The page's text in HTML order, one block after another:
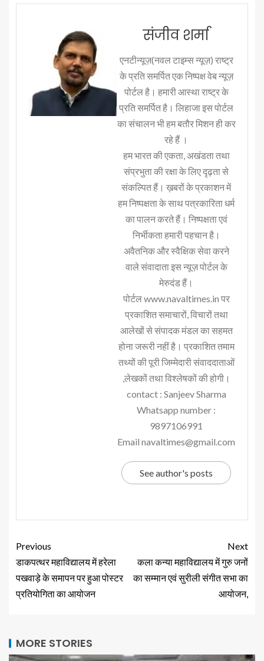
संजीव शर्मा
एनटीन्यूज़(नवल टाइम्स न्यूज़) राष्ट्र
के प्रति समर्पित एक निष्पक्ष वेब न्यूज़
पोर्टल है। हमारी आस्था राष्ट्र के
प्रति समर्पित है। लिहाजा इस पोर्टल
का संचालन भी हम बतौर मिशन ही कर
रहे हैं ।
हम भारत की एकता, अखंडता तथा
संप्रभुता की रक्षा के लिए दृढ़ता से
संकल्पित हैं। ख़बरों के प्रकाशन में
हम निष्पक्षता के साथ पत्रकारिता धर्म
का पालन करते हैं। निष्पक्षता एवं
निर्भीकता हमारी पहचान है।
अवैतनिक और स्वैक्षिक सेवा करने
वाले संवादाता इस न्यूज़ पोर्टल के
मेरुदंड हैं।
पोर्टल www.navaltimes.in पर
प्रकाशित समाचारों, विचारों तथा
आलेखों से संपादक मंडल का सहमत
होना जरूरी नहीं है। प्रकाशित तमाम
तथ्यों की पूरी जिम्मेदारी संवाददाताओं
,लेखकों तथा विश्लेषकों की होगी।
contact : Sanjeev Sharma
Whatsapp number :
9897106991
Email navaltimes@gmail.com
See author's posts
Previous
डाकपत्थर महाविद्यालय में हरेला
पखवाड़े के समापन पर हुआ पोस्टर
प्रतियोगिता का आयोजन
Next
कला कन्या महाविद्यालय में गुरु जनों
का सम्मान एवं सुरीली संगीत सभा का
आयोजन,
MORE STORIES